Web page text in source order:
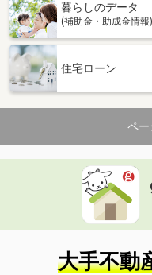
暮らしのデータ
(補助金・助成金情報)
住宅ローン
ペー
大手不動